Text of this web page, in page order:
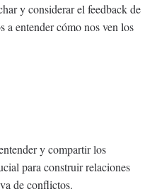
y considerar el feedback de
a entender cómo nos ven los
y compartir los
para construir relaciones
de conflictos.